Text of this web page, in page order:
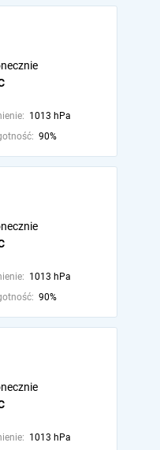
1013 hPa
90%
1013 hPa
90%
1013 hPa